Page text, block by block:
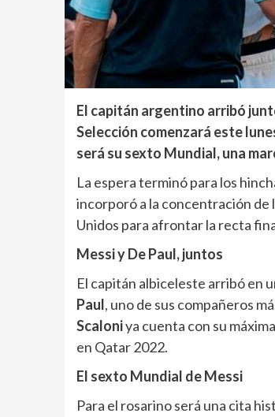
El capitán argentino arribó
Selección comenzará este
será su sexto Mundial, una
La espera terminó para los
incorporó a la concentración de
Unidos para afrontar la recta
Messi y De Paul, juntos
El capitán albiceleste arribó en
Paul, uno de sus compañeros
Scaloniya cuenta con su
en Qatar 2022.
El sexto Mundial de Messi
Para el rosarino será una cita